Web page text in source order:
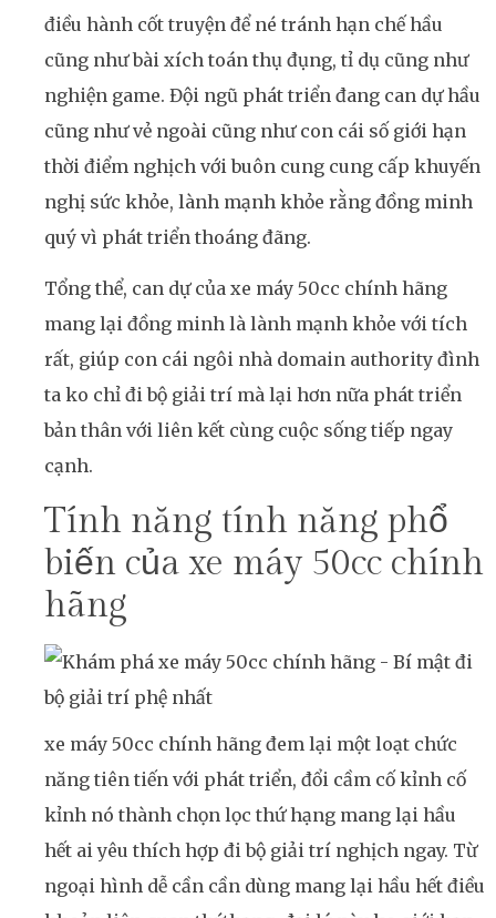
điều hành cốt truyện để né tránh hạn chế hầu
cũng như bài xích toán thụ đụng, tỉ dụ cũng như
nghiện game. Đội ngũ phát triển đang can dự hầu
cũng như vẻ ngoài cũng như con cái số giới hạn
thời điểm nghịch với buôn cung cung cấp khuyến
nghị sức khỏe, lành mạnh khỏe rằng đồng minh
quý vì phát triển thoáng đãng.
Tổng thể, can dự của xe máy 50cc chính hãng
mang lại đồng minh là lành mạnh khỏe với tích
rất, giúp con cái ngôi nhà domain authority đình
ta ko chỉ đi bộ giải trí mà lại hơn nữa phát triển
bản thân với liên kết cùng cuộc sống tiếp ngay
cạnh.
Tính năng tính năng phổ
biến của xe máy 50cc chính
hãng
xe máy 50cc chính hãng đem lại một loạt chức
năng tiên tiến với phát triển, đổi cầm cố kỉnh cố
kỉnh nó thành chọn lọc thứ hạng mang lại hầu
hết ai yêu thích hợp đi bộ giải trí nghịch ngay. Từ
ngoại hình dễ cần cần dùng mang lại hầu hết điều